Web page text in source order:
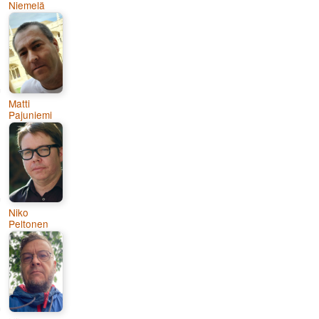
Niemelä
Matti
Pajuniemi
Niko
Peltonen